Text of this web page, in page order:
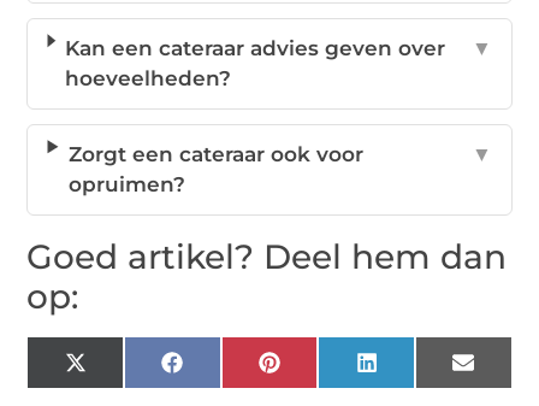
Kan een cateraar advies geven over
hoeveelheden?
▼
Zorgt een cateraar ook voor
opruimen?
▼
Goed artikel? Deel hem dan
op:
X
(Twitter)
FacebookPinterestLinkedIn Email